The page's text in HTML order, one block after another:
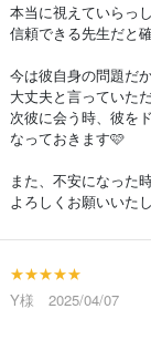
本当に視えていらっ
信頼できる先生だと
今は彼自身の問題だ
大丈夫と言っていた
次彼に会う時、彼を
なっておきます🩷
また、不安になった
よろしくお願いいた
★★★★★
Y様 2025/04/07